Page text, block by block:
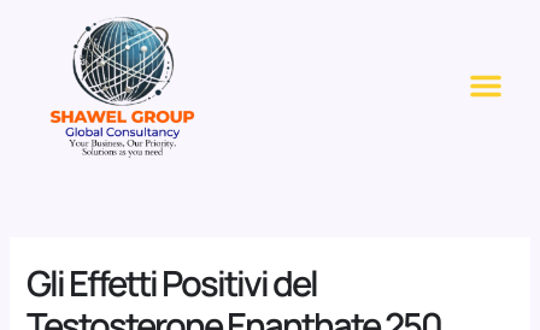
Gli Effetti Positivi del